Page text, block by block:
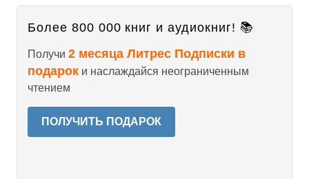
Более 800 000 книг и аудиокниг! 📚
Получи 2 месяца Литрес Подписки в
подарок и наслаждайся неограниченным
чтением
ПОЛУЧИТЬ ПОДАРОК